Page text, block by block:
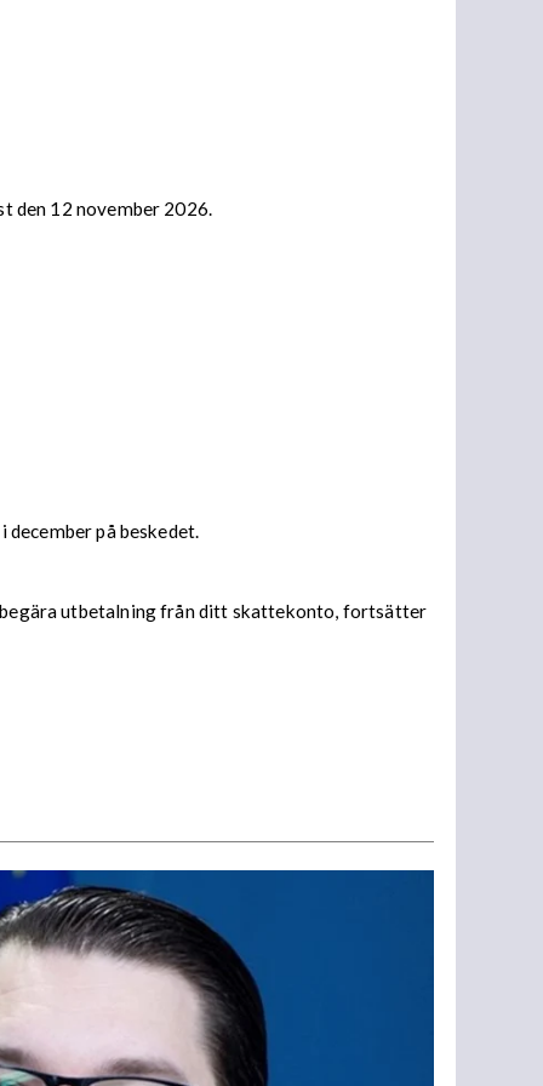
den 12 november 2026.
på beskedet.
begära utbetalning från ditt skattekonto, fortsätter